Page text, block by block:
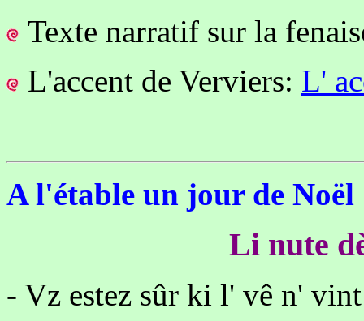
Texte narratif sur la
L'accent de Verviers: L'
A l'étable un jour de Noël
Li nute
- Vz estez sûr ki l' vê n'